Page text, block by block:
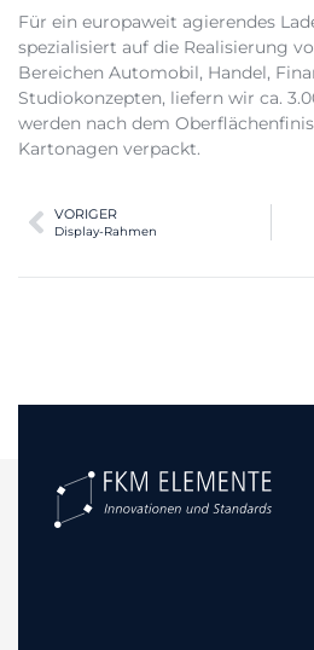
Für ein europaweit agierendes
spezialisiert auf die Realisierung
Bereichen Automobil, Handel,
Studiokonzepten, liefern wir ca.
werden nach dem
Kartonagen verpackt.
VORIGER
Display-Rahmen